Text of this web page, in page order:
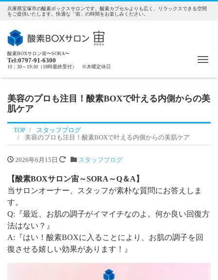
兵庫県宝塚市の酸素ボックスサロンです。酸素カプセルよりも広く、リラックスできる空間
をご提供いたします。快適な「宙」の時間をお楽しみください。
酸素BOXサロン宙〜SORA〜
Tel:0797-91-6300
10：30～19:30（18時最終受付） ※木曜定休日
美容のプロも注目！酸素BOXで叶える内側からの美
肌ケア
TOP
スタッフブログ
美容のプロも注目！酸素BOXで叶える内側からの美肌ケア
2026年6月15日 スタッフブログ
【酸素BOXサロン宙～SORA～Q＆A】
当サロンオーナー、スタッフが素朴な質問にお答えしま
す。
Q:『最近、お肌の調子がイマイチなのよ。何か良い回復方
法はない？』
A:『はい！酸素BOXに入ることにより、お肌の調子を回
復させる嬉しい効果があります！』